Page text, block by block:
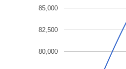
80,000
82,500
85,000